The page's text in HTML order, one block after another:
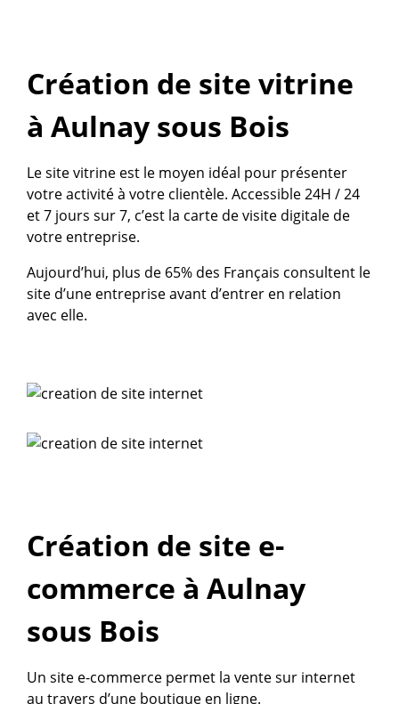
Création de site vitrine
à Aulnay sous Bois
Le site vitrine est le moyen idéal pour présenter
votre activité à votre clientèle. Accessible 24H / 24
et 7 jours sur 7, c’est la carte de visite digitale de
votre entreprise.
Aujourd’hui, plus de 65% des Français consultent le
site d’une entreprise avant d’entrer en relation
avec elle.
Création de site e-
commerce à Aulnay
sous Bois
Un site e-commerce permet la vente sur internet
au travers d’une boutique en ligne.